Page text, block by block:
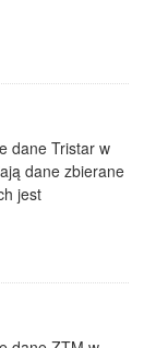
dane Tristar w
dane zbierane
jest